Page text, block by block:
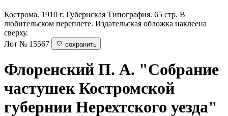
Кострома. 1910 г. Губернская Типография. 65 стр. В
любительском переплете. Издательская обложка наклеена
сверху.
Лот № 15567
сохранить
Флоренский П. А. "Собрание
частушек Костромской
губернии Нерехтского уезда"